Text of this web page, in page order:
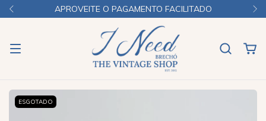
APROVEITE O PAGAMENTO FACILITADO
ESGOTADO